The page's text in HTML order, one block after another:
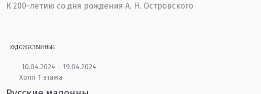
К 200-летию со дня рождения А. Н. Островского
ХУДОЖЕСТВЕННЫЕ
10.04.2024 - 19.04.2024
Холл 1 этажа